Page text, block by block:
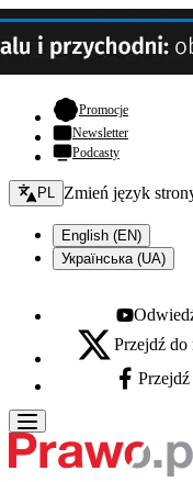
Promocje- otwiera się
Newsletter
Podcasty
Zmień język - bieżący:
PL Zmień język
English (EN)
Українська (UA)
Youtube -
X - otwiera się w
Przejdź
Facebook -